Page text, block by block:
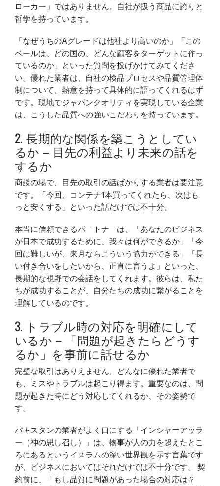
ローカー」ではありません。自社が扱う商品に誇りと
哲学を持っています。
「なぜうちのAグレードは他社より高いのか」「この
ベールは、どの国の、どんな顧客をターゲットに作っ
ているのか」といった質問を投げかけてみてくださ
い。優れた業者は、自社の検品プロセスや品質管理体
制について、熱意を持って具体的に語ってくれるはず
です。現地でジャパンクオリティを実現している企業
は、こうした品質への強いこだわりを持っています。
2. 長期的な関係を築こうとしてい
るか – 目先の利益より未来の話を
するか
商談の場で、目先の取引の話ばかりする業者は要注意
です。「今回、コンテナ1本買ってくれたら、次はも
っと安くする」といった話だけでは不十分。
本当に信頼できるパートナーは、「あなたのビジネス
が日本で成功するために、我々は何ができるか」「今
回は難しいが、来月ならこういう協力ができる」「長
い付き合いをしたいから、正直に言うよ」といった、
長期的な視野での会話をしてくれます。彼らは、私た
ちが成功することが、自分たちの成功に繋がることを
理解しているのです。
3. トラブル時の対応を明確にして
いるか – 「問題が起きたらどうす
るか」を事前に話せるか
完璧な取引はありえません。どんなに優れた業者で
も、ミスやトラブルは起こり得ます。重要なのは、問
題が起きた時にどう対応してくれるか、その姿勢で
す。
パキスタンの業者がよく口にする「インシャーアッラ
ー（神の思し召し）」は、物事が人の力を超えたとこ
ろにあるというイスラムの深い世界観を示す言葉です
が、ビジネスにおいてはそれだけでは不十分です。 契
約前に、「もし品質に問題があった場合の対応は？